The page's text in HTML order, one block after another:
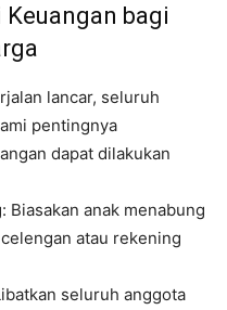
bagi
lancar, seluruh
pentingnya
dapat dilakukan
Biasakan anak menabung
atau rekening
seluruh anggota